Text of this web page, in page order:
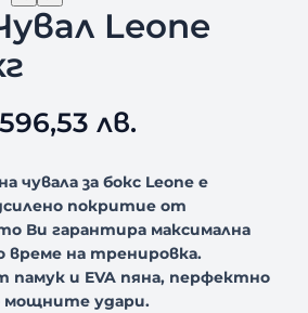
Leone
лв.
чувала за бокс Leone е
покритие от
Ви гарантира максимална
време на тренировка.
памук и EVA пяна, перфектно
мощните удари.